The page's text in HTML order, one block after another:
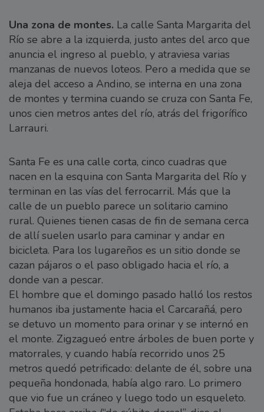
Una zona de montes. La calle Santa Margarita del
Río se abre a la izquierda, justo antes del arco que
anuncia el ingreso al pueblo, y atraviesa varias
manzanas de nuevos loteos. Pero a medida que se
aleja del acceso a Andino, se interna en una zona
de montes y termina cuando se cruza con Santa Fe,
unos cien metros antes del río, atrás del frigorífico
Larrauri.
Santa Fe es una calle corta, cinco cuadras que
nacen en la esquina con Santa Margarita del Río y
terminan en las vías del ferrocarril. Más que la
calle de un pueblo parece un solitario camino
rural. Quienes tienen casas de fin de semana cerca
de allí suelen usarlo para caminar y andar en
bicicleta. Para los lugareños es un sitio donde se
cazan pájaros o el paso obligado hacia el río, a
donde van a pescar.
El hombre que el domingo pasado halló los restos
humanos iba justamente hacia el Carcarañá, pero
se detuvo un momento para orinar y se internó en
el monte. Zigzagueó entre árboles de buen porte y
matorrales, y cuando había recorrido unos 25
metros quedó petrificado: delante de él, sobre una
pequeña hondonada, había algo raro. Lo primero
que vio fue un cráneo y luego todo un esqueleto.